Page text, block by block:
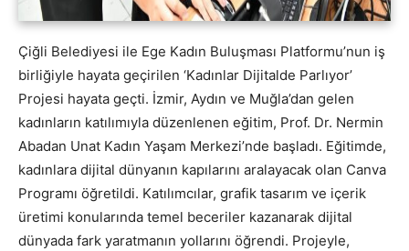
Çiğli Belediyesi ile Ege Kadın Buluşması Platformu’nun iş
birliğiyle hayata geçirilen ‘Kadınlar Dijitalde Parlıyor’
Projesi hayata geçti. İzmir, Aydın ve Muğla’dan gelen
kadınların katılımıyla düzenlenen eğitim, Prof. Dr. Nermin
Abadan Unat Kadın Yaşam Merkezi’nde başladı. Eğitimde,
kadınlara dijital dünyanın kapılarını aralayacak olan Canva
Programı öğretildi. Katılımcılar, grafik tasarım ve içerik
üretimi konularında temel beceriler kazanarak dijital
dünyada fark yaratmanın yollarını öğrendi. Projeyle,